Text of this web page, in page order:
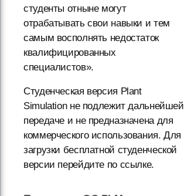
студенты отныне могут
отрабатывать свои навыки и тем
самым восполнять недостаток
квалифицированных
специалистов».
Студенческая версия Plant
Simulation не подлежит дальнейшей
передаче и не предназначена для
коммерческого использования. Для
загрузки бесплатной студенческой
версии перейдите по ссылке.